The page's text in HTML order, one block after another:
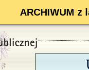
ARCHIWUM z